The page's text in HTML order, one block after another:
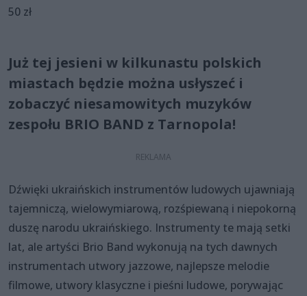
50 zł
Już tej jesieni w kilkunastu polskich
miastach będzie można usłyszeć i
zobaczyć niesamowitych muzyków
zespołu BRIO BAND z Tarnopola!
Dźwięki ukraińskich instrumentów ludowych ujawniają
tajemniczą, wielowymiarową, rozśpiewaną i niepokorną
duszę narodu ukraińskiego. Instrumenty te mają setki
lat, ale artyści Brio Band wykonują na tych dawnych
instrumentach utwory jazzowe, najlepsze melodiе
filmowe, utwory klasyczne i pieśni ludowe, porywając